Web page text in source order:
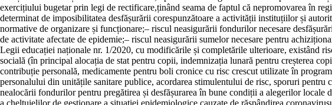
exercițiului bugetar prin legi de rectificare,ținând seama de faptul că nepromovarea în
determinat de imposibilitatea desfășurării corespunzătoare a activității instituțiilor și
normative de organizare și funcționare;– riscul neasigurării fondurilor necesare
de activitate afectate de epidemie;– riscul neasigurării sumelor necesare pentru
Legii educației naționale nr. 1/2020, cu modificările și completările ulterioare, existând
socială (în principal alocația de stat pentru copii, indemnizația lunară pentru creșterea
contribuție personală, medicamente pentru boli cronice cu risc crescut utilizate în
personalului din unitățile sanitare publice, acordarea stimulentului de risc, sporuri
nealocării fondurilor pentru pregătirea și desfășurarea în bune condiții a alegerilor
a cheltuielilor de gestionare a situației epidemiologice cauzate de răspândirea